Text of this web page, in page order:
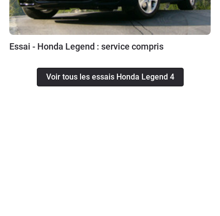
Essai - Honda Legend : service compris
Voir tous les essais Honda Legend 4